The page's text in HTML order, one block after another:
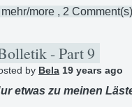
more , 2 Comment(s)
- Part 9
by Bela 19 years ago
etwas zu meinen